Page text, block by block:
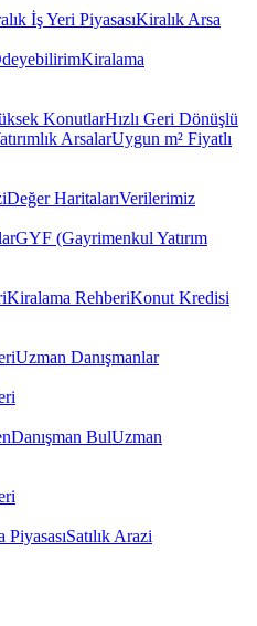
İş Yeri PiyasasıKiralık Arsa
Kiralama
KonutlarHızlı Geri Dönüşlü
ArsalarUygun m² Fiyatlı
Değer HaritalarıVerilerimiz
GYF (Gayrimenkul Yatırım
Kiralama RehberiKonut Kredisi
Uzman Danışmanlar
Danışman BulUzman
PiyasasıSatılık Arazi